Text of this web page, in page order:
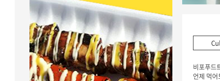
비포푸드
언제 먹